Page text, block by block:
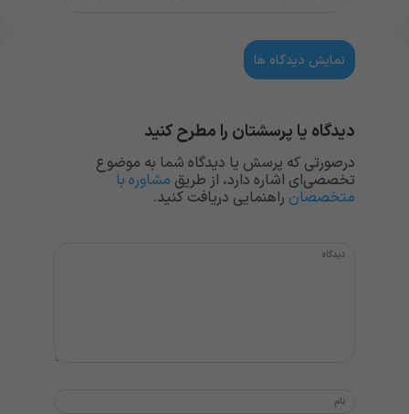
نمایش دیدگاه ها
دیدگاه یا پرسشتان را مطرح کنید
درصورتی که پرسش یا دیدگاه شما به موضوع
تخصصی‌ای اشاره دارد، از طریق مشاوره با
متخصصان راهنمایی دریافت کنید.